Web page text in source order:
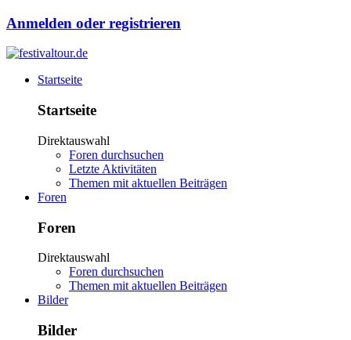
Anmelden oder registrieren
Startseite
Startseite
Direktauswahl
Foren durchsuchen
Letzte Aktivitäten
Themen mit aktuellen Beiträgen
Foren
Foren
Direktauswahl
Foren durchsuchen
Themen mit aktuellen Beiträgen
Bilder
Bilder